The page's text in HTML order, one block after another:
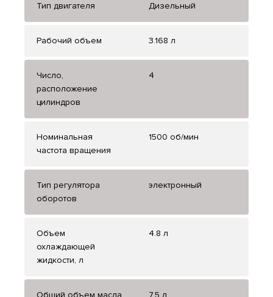
Тип двигателя Дизельный
Рабочий объем 3.168 л
Число,
расположение
цилиндров
4
Номинальная
частота вращения
1500 об/мин
Тип регулятора
оборотов
электронный
Объем
охлаждающей
жидкости, л
4.8 л